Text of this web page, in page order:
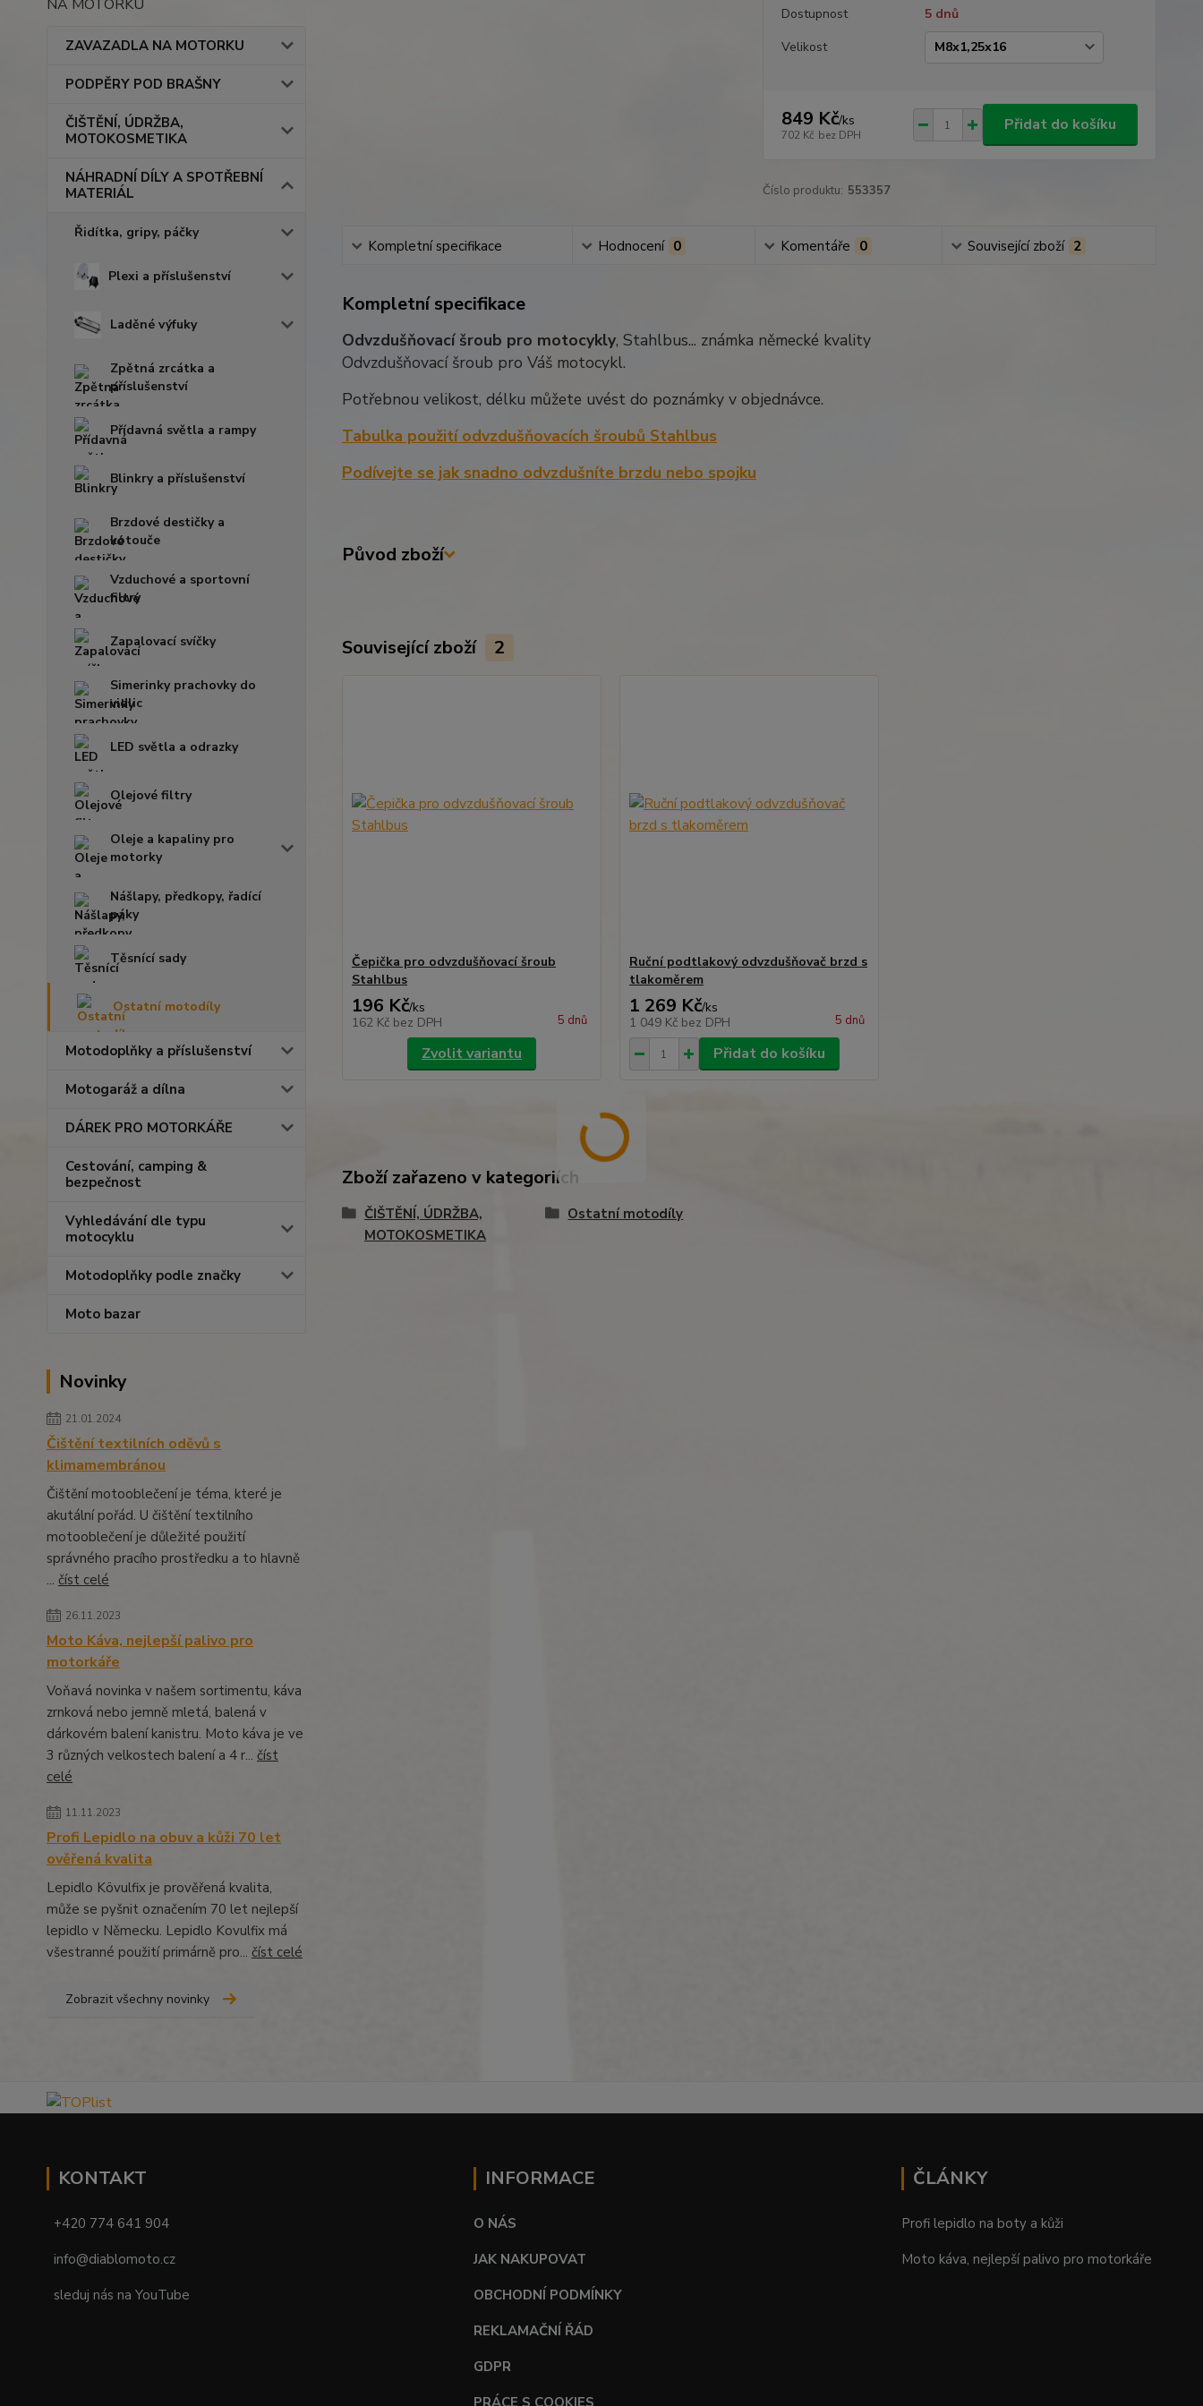
NA MOTORKU
ZAVAZADLA NA MOTORKU
PODPĚRY POD BRAŠNY
ČIŠTĚNÍ, ÚDRŽBA,
MOTOKOSMETIKA
NÁHRADNÍ DÍLY A SPOTŘEBNÍ
MATERIÁL
Řidítka, gripy, páčky
Plexi a příslušenství
Laděné výfuky
Zpětná zrcátka a
příslušenství
Přídavná světla a rampy
Blinkry a příslušenství
Brzdové destičky a
kotouče
Vzduchové a sportovní
filtry
Zapalovací svíčky
Simerinky prachovky do
vidlic
LED světla a odrazky
Olejové filtry
Oleje a kapaliny pro
motorky
Nášlapy, předkopy, řadící
páky
Těsnící sady
Ostatní motodíly
Motodoplňky a příslušenství
Motogaráž a dílna
DÁREK PRO MOTORKÁŘE
Cestování, camping &
bezpečnost
Vyhledávání dle typu
motocyklu
Motodoplňky podle značky
Moto bazar
Novinky
21.01.2024
Čištění textilních oděvů s
klimamembránou
Čištění motooblečení je téma, které je
akutální pořád. U čištění textilního
motooblečení je důležité použití
správného pracího prostředku a to hlavně
... číst celé
26.11.2023
Moto Káva, nejlepší palivo pro
motorkáře
Voňavá novinka v našem sortimentu, káva
zrnková nebo jemně mletá, balená v
dárkovém balení kanistru. Moto káva je ve
3 různých velkostech balení a 4 r... číst
celé
11.11.2023
Profi Lepidlo na obuv a kůži 70 let
ověřená kvalita
Lepidlo Kövulfix je prověřená kvalita,
může se pyšnit označením 70 let nejlepší
lepidlo v Německu. Lepidlo Kovulfix má
všestranné použití primárně pro... číst celé
Zobrazit všechny novinky
Dostupnost
5 dnů
Velikost
849 Kč/ks
702 Kč bez DPH
Přidat do košíku
Číslo produktu: 553357
Kompletní specifikace Hodnocení 0 Komentáře 0 Související zboží 2
Kompletní specifikace
Odvzdušňovací šroub pro motocykly, Stahlbus... známka německé kvality
Odvzdušňovací šroub pro Váš motocykl.
Potřebnou velikost, délku můžete uvést do poznámky v objednávce.
Tabulka použití odvzdušňovacích šroubů Stahlbus
Podívejte se jak snadno odvzdušníte brzdu nebo spojku
Původ zboží
Související zboží 2
Čepička pro odvzdušňovací šroub
Stahlbus
196 Kč/ks
162 Kč bez DPH 5 dnů
Zvolit variantu
Ruční podtlakový odvzdušňovač brzd s
tlakoměrem
1 269 Kč/ks
1 049 Kč bez DPH 5 dnů
Přidat do košíku
Zboží zařazeno v kategoriích
ČIŠTĚNÍ, ÚDRŽBA,
MOTOKOSMETIKA
Ostatní motodíly
KONTAKT
+420 774 641 904
info@diablomoto.cz
sleduj nás na YouTube
INFORMACE
O NÁS
JAK NAKUPOVAT
OBCHODNÍ PODMÍNKY
REKLAMAČNÍ ŘÁD
GDPR
ČLÁNKY
Profi lepidlo na boty a kůži
Moto káva, nejlepší palivo pro motorkáře